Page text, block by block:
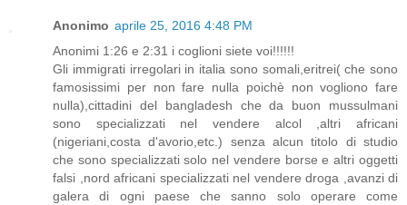
Anonimo aprile 25, 2016 4:48 PM
Anonimi 1:26 e 2:31 i coglioni siete voi!!!!!!
Gli immigrati irregolari in italia sono somali,eritrei( che sono
famosissimi per non fare nulla poichè non vogliono fare
nulla),cittadini del bangladesh che da buon mussulmani
sono specializzati nel vendere alcol ,altri africani
(nigeriani,costa d'avorio,etc.) senza alcun titolo di studio
che sono specializzati solo nel vendere borse e altri oggetti
falsi ,nord africani specializzati nel vendere droga ,avanzi di
galera di ogni paese che sanno solo operare come